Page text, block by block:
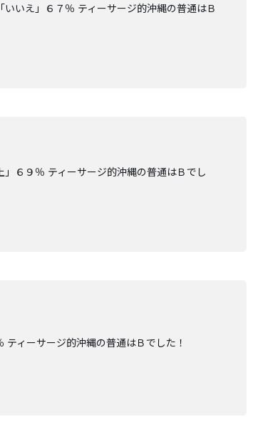
いえ」６７％ ティーサージ的沖縄の普通はＢ
６９％ ティーサージ的沖縄の普通はＢでし
ィーサージ的沖縄の普通はＢでした！